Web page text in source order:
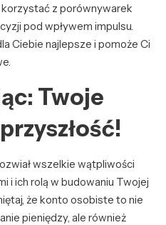
z porównywarek
pod wpływem impulsu.
Ciebie najlepsze i pomoże Ci
Twoje
wszelkie wątpliwości
i ich rolą w budowaniu Twojej
że konto osobiste to nie
pieniędzy, ale również